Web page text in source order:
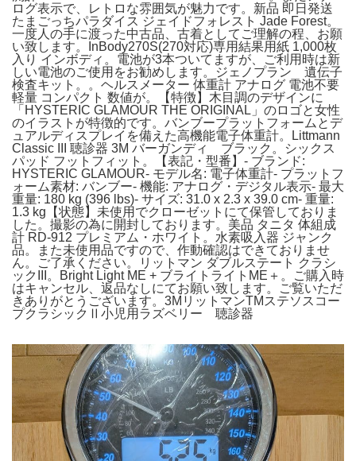
ログ表示で、レトロな雰囲気が魅力です。新品 即日発送
たまごっちパラダイス ジェイドフォレスト Jade Forest。
一度人の手に渡った中古品、古着としてご理解の程、お願
い致します。InBody270S(270対応)専用結果用紙 1,000枚
入り インボディ。電池が3本ついてますが、ご利用時は新
しい電池のご使用をお勧めします。ジェノプラン 遺伝子
検査キット。。ヘルスメーター 体重計 アナログ 電池不要
軽量 コンパクト 数値が。【特徴】木目調のデザインに
「HYSTERIC GLAMOUR THE ORIGINAL」のロゴと女性
のイラストが特徴的です。バンブープラットフォームとデ
ュアルディスプレイを備えた高機能電子体重計。Littmann
Classic III 聴診器 3M バーガンディ ブラック。シックス
パッド フットフィット。【表記・型番】- ブランド:
HYSTERIC GLAMOUR- モデル名: 電子体重計- プラットフ
ォーム素材: バンブー- 機能: アナログ・デジタル表示- 最大
重量: 180 kg (396 lbs)- サイズ: 31.0 x 2.3 x 39.0 cm- 重量:
1.3 kg【状態】未使用でクローゼットにて保管しておりま
した。撮影の為に開封しております。美品 タニタ 体組成
計 RD-912 プレミアム・ホワイト。水素吸入器 ジャンク
品。また未使用品ですので、作動確認はできておりませ
ん。ご了承ください。リットマン ダブルステート クラシ
ックIII。Bright Light ME + ブライトライトME＋。ご購入時
はキャンセル、返品なしにてお願い致します。ご覧いただ
きありがとうございます。3MリットマンTMステソスコー
プクラシックⅡ小児用ラズベリー 聴診器